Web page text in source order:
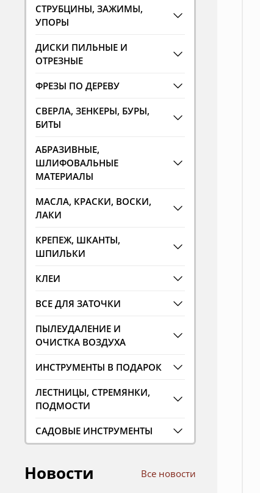
СТРУБЦИНЫ, ЗАЖИМЫ,
УПОРЫ
ДИСКИ ПИЛЬНЫЕ И
ОТРЕЗНЫЕ
ФРЕЗЫ ПО ДЕРЕВУ
СВЕРЛА, ЗЕНКЕРЫ, БУРЫ,
БИТЫ
АБРАЗИВНЫЕ,
ШЛИФОВАЛЬНЫЕ
МАТЕРИАЛЫ
МАСЛА, КРАСКИ, ВОСКИ,
ЛАКИ
КРЕПЕЖ, ШКАНТЫ,
ШПИЛЬКИ
КЛЕИ
ВСЕ ДЛЯ ЗАТОЧКИ
ПЫЛЕУДАЛЕНИЕ И
ОЧИСТКА ВОЗДУХА
ИНСТРУМЕНТЫ В ПОДАРОК
ЛЕСТНИЦЫ, СТРЕМЯНКИ,
ПОДМОСТИ
САДОВЫЕ ИНСТРУМЕНТЫ
Новости Все новости